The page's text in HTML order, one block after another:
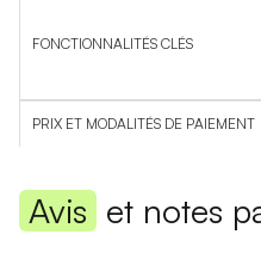
Avis et notes